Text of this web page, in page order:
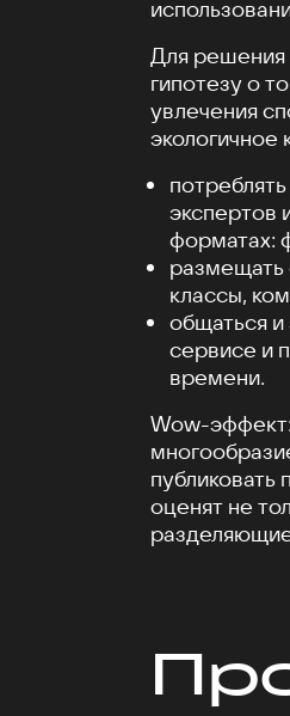
Для решения
гипотезу о
увлечения
экологичное
экспертов
форматах:
размещать
классы,
общаться
сервисе и
времени.
Wow-
оценят не